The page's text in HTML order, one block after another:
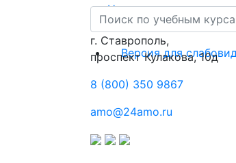
Новости
Контакты
Версия для
г. Ставрополь,
проспект Кулакова, 10д
8 (800) 350 9867
amo@24amo.ru